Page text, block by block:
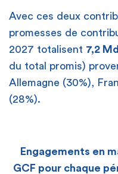
Avec ces deux
promesses de
2027 totalisent 7,2
du total promis)
Allemagne (30%),
(28%).
Engagements en
GCF pour chaque